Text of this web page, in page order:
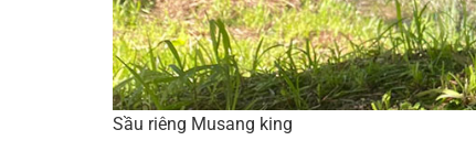
Sầu riêng Musang king